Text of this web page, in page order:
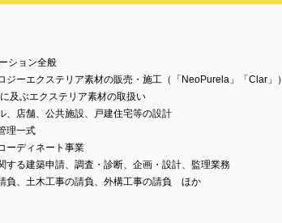
ション全般
ジーエクステリア素材の販売・施工（「NeoPurela」「Clar」）
及ぶエクステリア素材の取扱い
、店舗、公共施設、戸建住宅等の設計
理一式
ーディネート事業
する建築申請、調査・診断、企画・設計、監理業務
負、土木工事の請負、外構工事の請負 ほか